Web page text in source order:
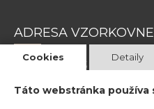
ADRESA VZORKOVNE
Magnetová 13
Cookies Detaily
Táto webstránka používa